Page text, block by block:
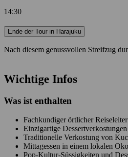
14:30
Ende der Tour in Harajuku
Nach diesem genussvollen Streifzug
Wichtige Infos
Was ist enthalten
Fachkundiger örtlicher Reiseleiter
Einzigartige Dessertverkostungen
Traditionelle Verkostung von
Mittagessen in einem lokalen
Pop-Kultur-Süssigkeiten und